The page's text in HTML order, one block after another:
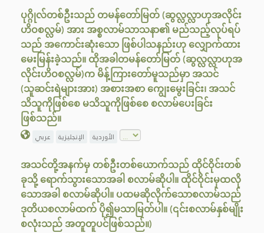
ပုဂ္ဂိုလ်တစ်ဦးသည် တမန်တော်မြတ် (ဆွလ္လလ္လာဟုအလိုင်း
ဟိဝစလ္လမ်) အား အစ္စလာမ်သာသနာ၏ မည်သည့်လုပ်ရပ်
သည် အကောင်းဆုံးသော ဖြစ်ပါသနည်းဟု လျှောက်ထား
မေးမြန်းခဲ့သည်။ ထိုအခါတမန်တော်မြတ် (ဆွလ္လလ္လာဟုအ
လိုင်းဟိဝစလ္လမ်)က မိန့်ကြားတော်မူသည်မှာ အသင်
(သူဆင်းရဲများအား) အစားအစာ ကျွေးမွေးခြင်း၊ အသင်
သိသူကိုဖြစ်စေ မသိသူကိုဖြစ်စေ စလာမ်ပေးခြင်း
ဖြစ်သည်။
عربي الإنجليزية الأوردية
အသင်တို့အနက်မှ တစ်ဦးတစ်ယောက်သည် ထိုင်ဝိုင်းတစ်
ခုသို့ ရောက်သွားသောအခါ စလာမ်ဆိုပါ။ ထိုင်ဝိုင်းမှထလို
သောအခါ စလာမ်ဆိုပါ။ ပထမဆိုလိုက်သောစလာမ်သည်
ဒုတိယစလာမ်ထက် ပို၍မသာမြတ်ပါ။ (၎င်းစလာမ်နှစ်မျိုး
စလုံးသည် အတူတူပင်ဖြစ်သည်။)